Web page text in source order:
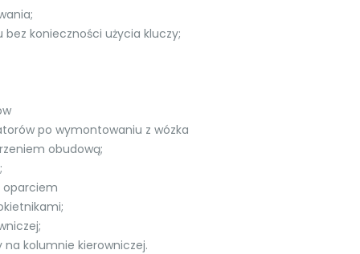
konieczności użycia kluczy;
po wymontowaniu z wózka
obudową;
oparciem
kolumnie kierowniczej.